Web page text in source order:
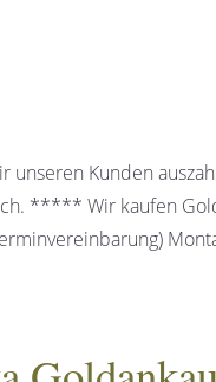
Kunden
***** Wir kaufen